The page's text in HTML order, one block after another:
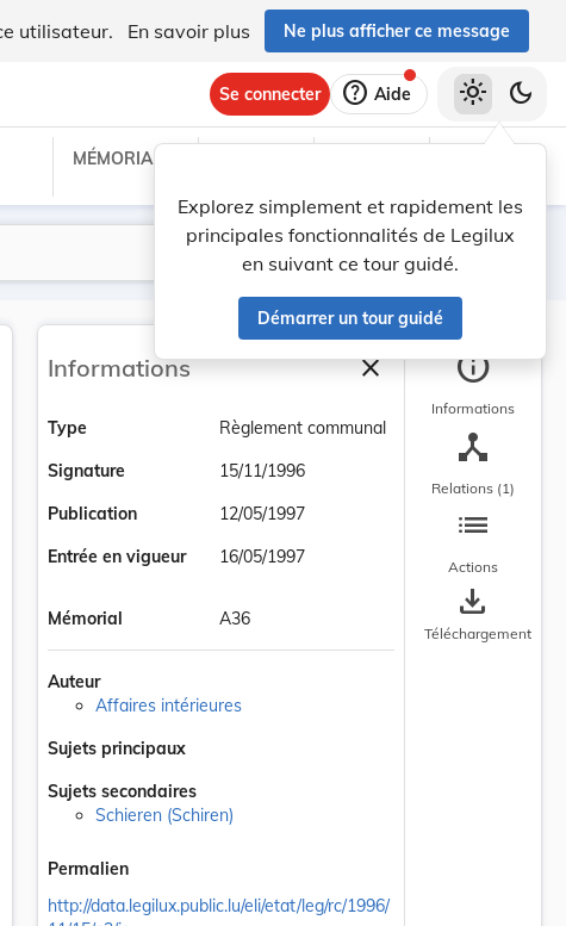
utilisateur. En savoir plus Ne plus afficher ce message
Se connecter help Aide
Explorez simplement et rapidement les
principales fonctionnalités de Legilux
en suivant ce tour guidé.
Démarrer un tour guidé
light_mode dark_mode
MÉMORIAL C
Lancer la recherche
Filtres
Informations closeFermer la barre
Type
Règlement communal
Signature
15/11/1996
Publication
12/05/1997
Entrée en vigueur
16/05/1997
Mémorial A36
Auteur
Affaires intérieures
Sujets principaux
Sujets secondaires
Schieren (Schiren)
Permalien
http://data.legilux.public.lu/eli/etat/leg/rc/1996/
info
Informations
device_hub
Relations (1)
list
Actions
save_alt
Téléchargement